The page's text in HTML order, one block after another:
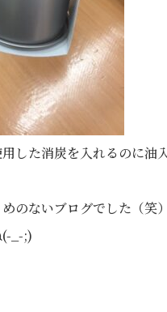
した消炭を入れるのに油入
のないブログでした（笑）
_-;)